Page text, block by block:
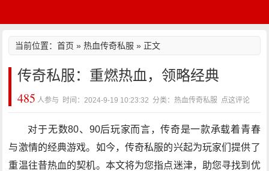
当前位置：首页 »热血传奇私服 » 正文
传奇私服：重燃热血，领略经典
485 人参与 时间：2024-9-19 10:23:32 分类：热血传奇私服 点这评论
对于无数80、90后玩家而言，传奇是一款承载着青春
与激情的经典游戏。如今，传奇私服的兴起为玩家们提供了
重温往昔热血的契机。本文将为您指点迷津，助您寻找到优